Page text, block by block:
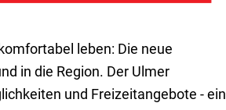
leben: Die neue
in die Region. Der Ulmer
und Freizeitangebote - ein